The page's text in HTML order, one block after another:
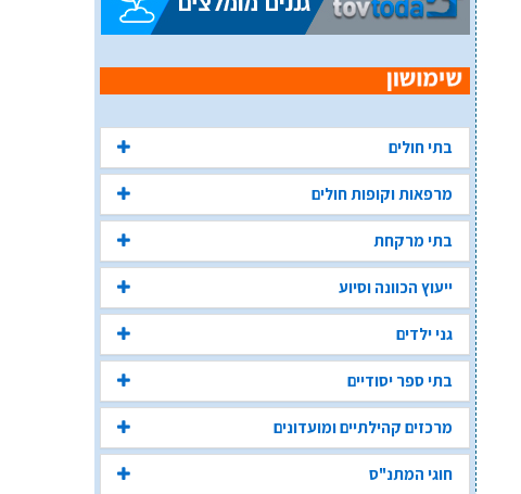
בתי חולים
מרפאות וקופות חולים
בתי מרקחת
ייעוץ הכוונה וסיוע
גני ילדים
בתי ספר יסודיים
מרכזים קהילתיים ומועדונים
חוגי המתנ"ס